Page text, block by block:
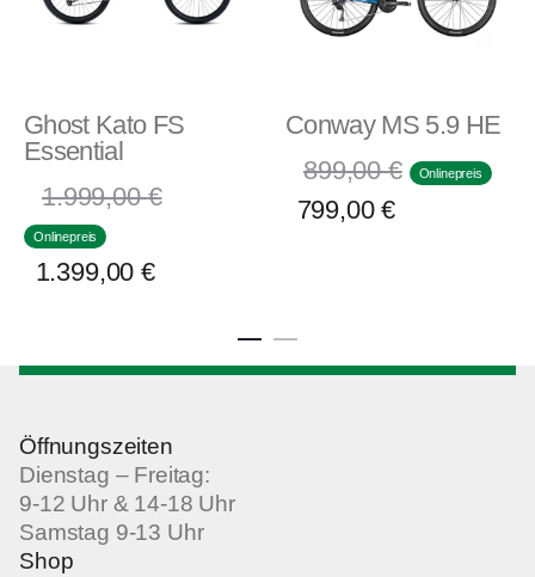
Ghost Kato FS
Essential
1.999,00€
Onlinepreis
1.399,00€
Conway MS 5.9 HE
899,00€ Onlinepreis
799,00€
Öffnungszeiten
Dienstag – Freitag:
9-12 Uhr & 14-18 Uhr
Samstag 9-13 Uhr
Shop